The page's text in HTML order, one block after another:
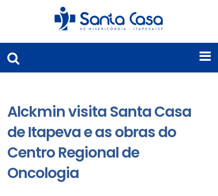
Alckmin visita Santa Casa
de Itapeva e as obras do
Centro Regional de
Oncologia